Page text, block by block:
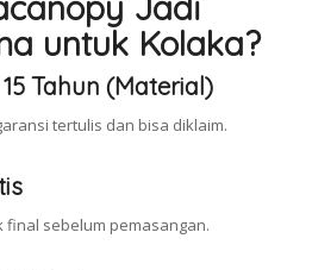
untuk Kolaka?
Tahun (Material)
tertulis dan bisa diklaim.
sebelum pemasangan.